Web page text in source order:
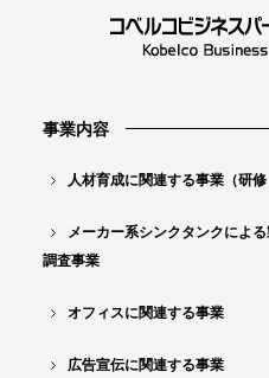
技
術
市
・
特
事業内容
人材育成に関連する事業（研修
メーカー系シンクタンクによ
調査事業
オフィスに関連する事業
広告宣伝に関連する事業